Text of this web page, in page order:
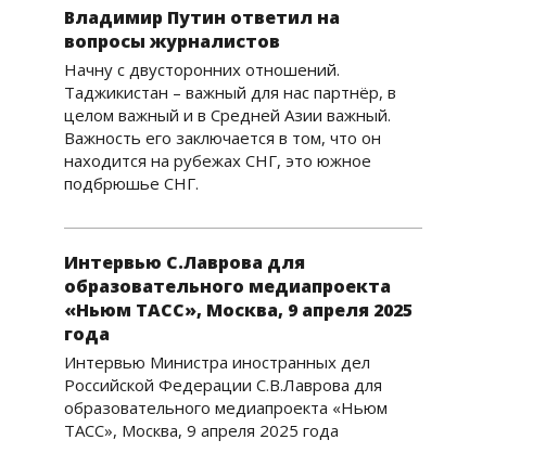
Владимир Путин ответил на
вопросы журналистов
Начну с двусторонних отношений.
Таджикистан – важный для нас партнёр, в
целом важный и в Средней Азии важный.
Важность его заключается в том, что он
находится на рубежах СНГ, это южное
подбрюшье СНГ.
Интервью С.Лаврова для
образовательного медиапроекта
«Ньюм ТАСС», Москва, 9 апреля 2025
года
Интервью Министра иностранных дел
Российской Федерации С.В.Лаврова для
образовательного медиапроекта «Ньюм
ТАСС», Москва, 9 апреля 2025 года